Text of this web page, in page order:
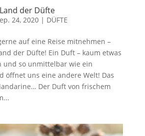
der Düfte
24, 2020| DÜFTE
auf eine Reise mitnehmen –
der Düfte! Ein Duft – kaum etwas
und so unmittelbar wie ein
öffnet uns eine andere Welt! Das
Der Duft von frischem